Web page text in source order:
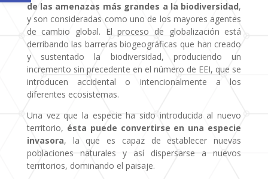
de las amenazas más grandes a la biodiversidad,
y son consideradas como uno de los mayores agentes
de cambio global. El proceso de globalización está
derribando las barreras biogeográficas que han creado
y sustentado la biodiversidad, produciendo un
incremento sin precedente en el número de EEI, que se
introducen accidental o intencionalmente a los
diferentes ecosistemas.
Una vez que la especie ha sido introducida al nuevo
territorio, ésta puede convertirse en una especie
invasora, la que es capaz de establecer nuevas
poblaciones naturales y así dispersarse a nuevos
territorios, dominando el paisaje.